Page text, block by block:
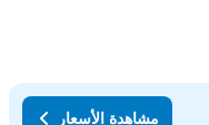
مشاهدة الأسعار